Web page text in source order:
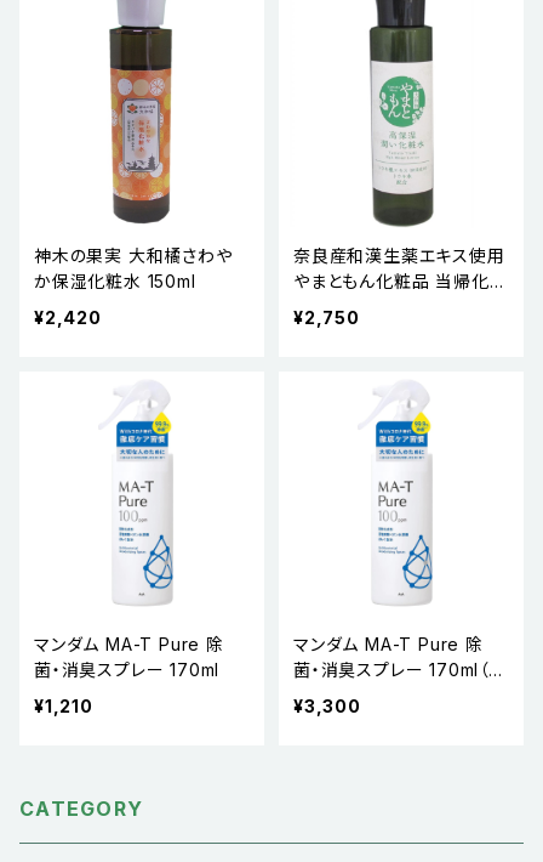
神木の果実 大和橘さわや
か保湿化粧水 150ml
¥2,420
奈良産和漢生薬エキス使用
やまともん化粧品 当帰化粧
水 とうきけしょうすい150m
¥2,750
マンダム MA-T Pure 除
菌・消臭スプレー 170ml
¥1,210
マンダム MA-T Pure 除
菌・消臭スプレー 170ml（お
得な3本セット）
¥3,300
CATEGORY